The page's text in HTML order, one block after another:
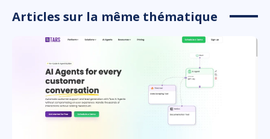
Articles sur la même thématique